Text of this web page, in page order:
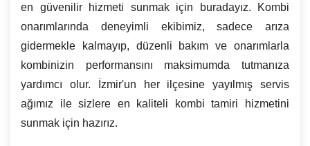
en güvenilir hizmeti sunmak için buradayız. Kombi
onarımlarında deneyimli ekibimiz, sadece arıza
gidermekle kalmayıp, düzenli bakım ve onarımlarla
kombinizin performansını maksimumda tutmanıza
yardımcı olur. İzmir'un her ilçesine yayılmış servis
ağımız ile sizlere en kaliteli kombi tamiri hizmetini
sunmak için hazırız.